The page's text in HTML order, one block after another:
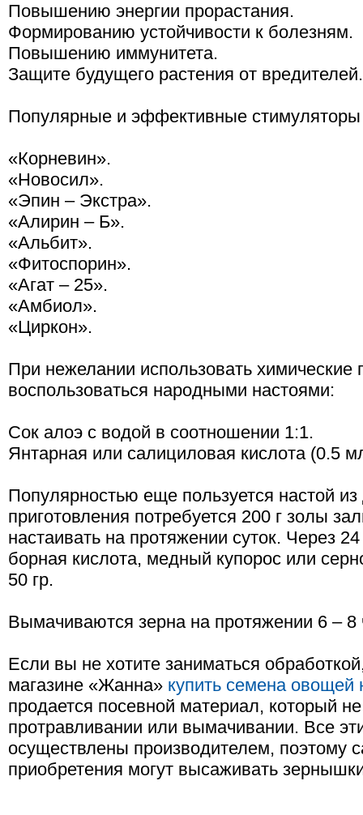
Повышению энергии прорастания.
Формированию устойчивости к болезням.
Повышению иммунитета.
Защите будущего растения от вредителей.
Популярные и эффективные стимуляторы
«Корневин».
«Новосил».
«Эпин – Экстра».
«Алирин – Б».
«Альбит».
«Фитоспорин».
«Агат – 25».
«Амбиол».
«Циркон».
При нежелании использовать
воспользоваться народными настоями:
Сок алоэ с водой в соотношении 1:1.
Янтарная или салициловая кислота (0.5
Популярностью еще пользуется настой
приготовления потребуется 200 г золы
настаивать на протяжении суток. Через
борная кислота, медный купорос или
50 гр.
Вымачиваются зерна на протяжении 6 – 8
Если вы не хотите заниматься
магазине «Жанна» купить семена овощей
продается посевной материал, который
протравливании или вымачивании. Все
осуществлены производителем, поэтому
приобретения могут высаживать